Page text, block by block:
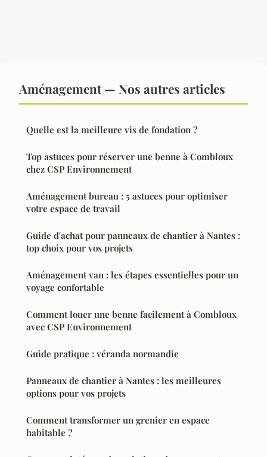
Aménagement — Nos autres articles
Quelle est la meilleure vis de fondation ?
Top astuces pour réserver une benne à Combloux
chez CSP Environnement
Aménagement bureau : 5 astuces pour optimiser
votre espace de travail
Guide d'achat pour panneaux de chantier à Nantes :
top choix pour vos projets
Aménagement van : les étapes essentielles pour un
voyage confortable
Comment louer une benne facilement à Combloux
avec CSP Environnement
Guide pratique : véranda normandie
Panneaux de chantier à Nantes : les meilleures
options pour vos projets
Comment transformer un grenier en espace
habitable ?